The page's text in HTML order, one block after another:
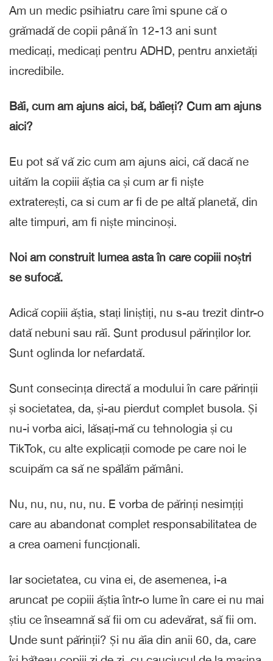
Am un medic psihiatru care îmi spune că o
grămadă de copii până în 12-13 ani sunt
medicați, medicați pentru ADHD, pentru anxietăți
incredibile.
Băi, cum am ajuns aici, bă, băieți? Cum am ajuns
aici?
Eu pot să vă zic cum am ajuns aici, că dacă ne
uităm la copiii ăștia ca și cum ar fi niște
extraterești, ca si cum ar fi de pe altă planetă, din
alte timpuri, am fi niște mincinoși.
Noi am construit lumea asta în care copiii noștri
se sufocă.
Adică copiii ăștia, stați liniștiți, nu s-au trezit dintr-o
dată nebuni sau răi. Sunt produsul părinților lor.
Sunt oglinda lor nefardată.
Sunt consecința directă a modului în care părinții
și societatea, da, și-au pierdut complet busola. Și
nu-i vorba aici, lăsați-mă cu tehnologia și cu
TikTok, cu alte explicații comode pe care noi le
scuipăm ca să ne spălăm pămâni.
Nu, nu, nu, nu, nu. E vorba de părinți nesimțiți
care au abandonat complet responsabilitatea de
a crea oameni funcționali.
Iar societatea, cu vina ei, de asemenea, i-a
aruncat pe copiii ăștia într-o lume în care ei nu mai
știu ce înseamnă să fii om cu adevărat, să fii om.
Unde sunt părinții? Și nu ăia din anii 60, da, care